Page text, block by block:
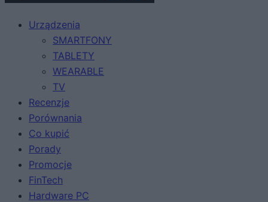
Urządzenia
SMARTFONY
TABLETY
WEARABLE
TV
Recenzje
Porównania
Co kupić
Porady
Promocje
FinTech
Hardware PC